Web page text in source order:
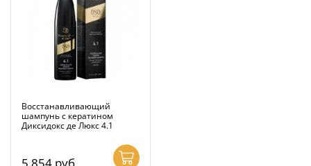
Восстанавливающий
шампунь с кератином
Диксидокс де Люкс 4.1
5 854 руб.